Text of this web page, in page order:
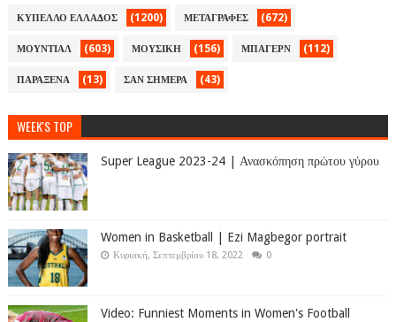
ΚΥΠΕΛΛΟ ΕΛΛΑΔΟΣ (1200) ΜΕΤΑΓΡΑΦΕΣ (672)
ΜΟΥΝΤΙΑΛ (603) ΜΟΥΣΙΚΗ (156) ΜΠΑΓΕΡΝ (112)
ΠΑΡΑΞΕΝΑ (13) ΣΑΝ ΣΗΜΕΡΑ (43)
WEEK'S TOP
Super League 2023-24 | Ανασκόπηση πρώτου γύρου
Women in Basketball | Ezi Magbegor portrait
Κυριακή, Σεπτεμβρίου 18, 2022 0
Video: Funniest Moments in Women's Football